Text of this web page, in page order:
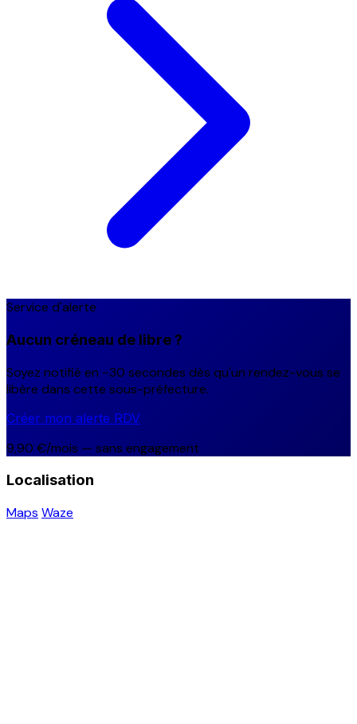
Service d'alerte
Aucun créneau de libre ?
Soyez notifié en ~30 secondes dès qu'un rendez-vous se
libère dans cette sous-préfecture.
Créer mon alerte RDV
9,90 €/mois — sans engagement
Localisation
Maps Waze